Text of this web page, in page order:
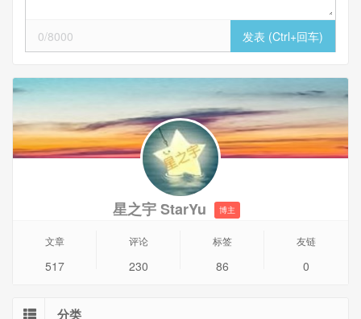
0/8000
星之宇 StarYu 博主
文章
517
评论
230
标签
86
友链
0
分类